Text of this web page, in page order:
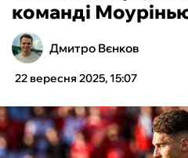
ХОКЕЙ
ТЕНІС
КІБЕРСПОРТ
ЧС-2026
команді
Дмитро Вєнков
22 вересня 2025, 15:07